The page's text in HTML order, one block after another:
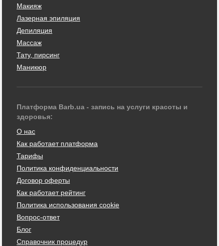
Макияж
Лазерная эпиляция
Депиляция
Массаж
Тату, пирсинг
Маникюр
Платформа Barb.ua - запись на услуги красоты и
здоровья:
О нас
Как работает платформа
Тарифы
Политика конфиденциальности
Договор оферты
Как работает рейтинг
Политика использования cookie
Вопрос-ответ
Блог
Справочник процедур